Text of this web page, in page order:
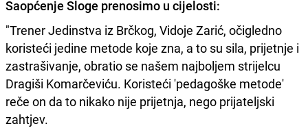
Saopćenje Sloge prenosimo u cijelosti:
"Trener Jedinstva iz Brčkog, Vidoje Zarić, očigledno
koristeći jedine metode koje zna, a to su sila, prijetnje i
zastrašivanje, obratio se našem najboljem strijelcu
Dragiši Komarčeviću. Koristeći 'pedagoške metode'
reče on da to nikako nije prijetnja, nego prijateljski
zahtjev.